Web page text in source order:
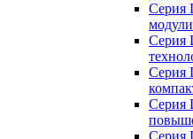
Серия
Серия
Серия
Серия
Серия